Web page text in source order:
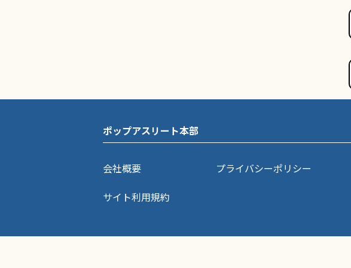
ポップアスリート本部
会社概要 プライバシーポリシー
サイト利用規約